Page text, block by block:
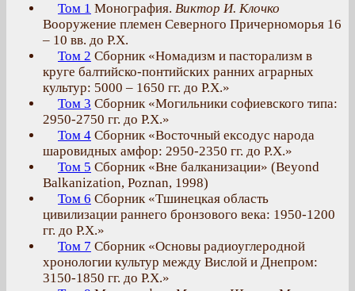
Том 1 Монография. Виктор И. Клочко
Вооружение племен Северного Причерноморья 16
– 10 вв. до Р.Х.
Том 2 Сборник «Номадизм и пасторализм в
круге балтийско-понтийских ранних аграрных
культур: 5000 – 1650 гг. до Р.Х.»
Том 3 Сборник «Могильники софиевского типа:
2950-2750 гг. до Р.Х.»
Том 4 Сборник «Восточный ексодус народа
шаровидных амфор: 2950-2350 гг. до Р.Х.»
Том 5 Сборник «Вне балканизации» (Beyond
Balkanization, Poznan, 1998)
Том 6 Сборник «Тшинецкая область
цивилизации раннего бронзового века: 1950-1200
гг. до Р.Х.»
Том 7 Сборник «Основы радиоуглеродной
хронологии культур между Вислой и Днепром:
3150-1850 гг. до Р.Х.»